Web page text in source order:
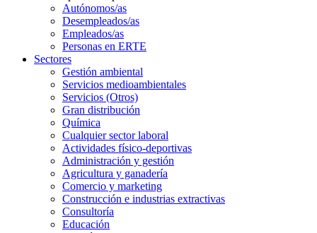
Autónomos/as
Desempleados/as
Empleados/as
Personas en ERTE
Sectores
Gestión ambiental
Servicios medioambientales
Servicios (Otros)
Gran distribución
Química
Cualquier sector laboral
Actividades físico-deportivas
Administración y gestión
Agricultura y ganadería
Comercio y marketing
Construcción e industrias extractivas
Consultoría
Educación